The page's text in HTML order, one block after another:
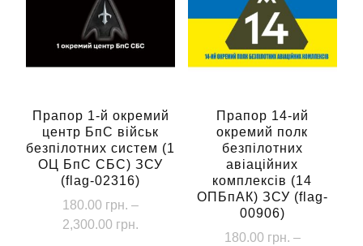
Прапор 1-й окремий
центр БпС військ
безпілотних систем (1
ОЦ БпС СБС) ЗСУ
(flag-02316)
180.00 грн. –
2,300.00 грн.
Прапор 14-ий
окремий полк
безпілотних
авіаційних
комплексів (14
ОПБпАК) ЗСУ (flag-
00906)
180.00 грн. –